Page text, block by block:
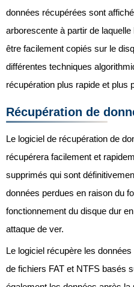
données récupérées sont
arborescente à partir de
être facilement copiés sur le
différentes techniques
récupération plus rapide et plus
Récupération de
Le logiciel de récupération de
récupérera facilement et
supprimés qui sont
données perdues en raison du
fonctionnement du disque dur
attaque de ver.
Le logiciel récupère les
de fichiers FAT et NTFS basés